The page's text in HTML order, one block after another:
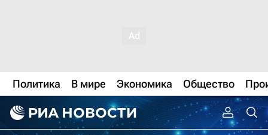
Политика В мире Экономика Общество